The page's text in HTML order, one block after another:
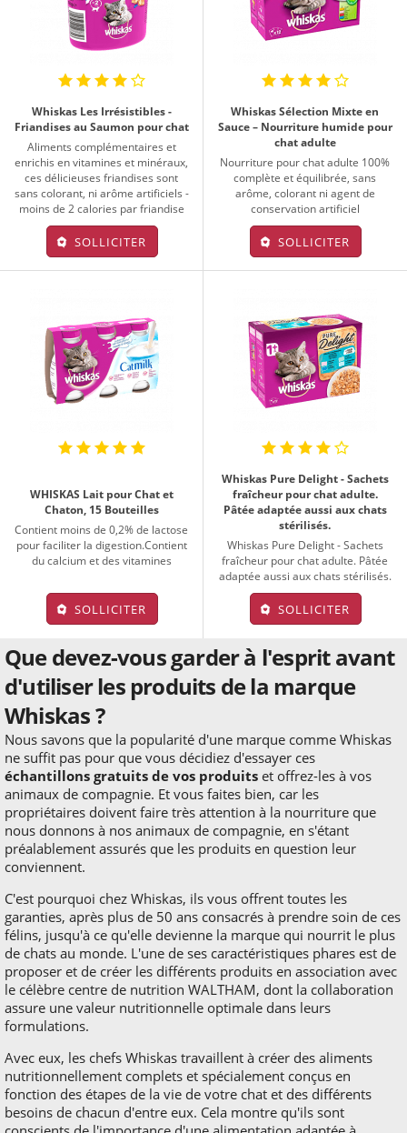
Whiskas Les Irrésistibles -
Friandises au Saumon pour chat
Aliments complémentaires et
enrichis en vitamines et minéraux,
ces délicieuses friandises sont
sans colorant, ni arôme artificiels -
moins de 2 calories par friandise
SOLLICITER
Whiskas Sélection Mixte en
Sauce – Nourriture humide pour
chat adulte
Nourriture pour chat adulte 100%
complète et équilibrée, sans
arôme, colorant ni agent de
conservation artificiel
SOLLICITER
WHISKAS Lait pour Chat et
Chaton, 15 Bouteilles
Contient moins de 0,2% de lactose
pour faciliter la digestion.Contient
du calcium et des vitamines
SOLLICITER
Whiskas Pure Delight - Sachets
fraîcheur pour chat adulte.
Pâtée adaptée aussi aux chats
stérilisés.
Whiskas Pure Delight - Sachets
fraîcheur pour chat adulte. Pâtée
adaptée aussi aux chats stérilisés.
SOLLICITER
Que devez-vous garder à l'esprit avant
d'utiliser les produits de la marque
Whiskas ?
Nous savons que la popularité d'une marque comme Whiskas
ne suffit pas pour que vous décidiez d'essayer ces
échantillons gratuits de vos produits et offrez-les à vos
animaux de compagnie. Et vous faites bien, car les
propriétaires doivent faire très attention à la nourriture que
nous donnons à nos animaux de compagnie, en s'étant
préalablement assurés que les produits en question leur
conviennent.
C'est pourquoi chez Whiskas, ils vous offrent toutes les
garanties, après plus de 50 ans consacrés à prendre soin de ces
félins, jusqu'à ce qu'elle devienne la marque qui nourrit le plus
de chats au monde. L'une de ses caractéristiques phares est de
proposer et de créer les différents produits en association avec
le célèbre centre de nutrition WALTHAM, dont la collaboration
assure une valeur nutritionnelle optimale dans leurs
formulations.
Avec eux, les chefs Whiskas travaillent à créer des aliments
nutritionnellement complets et spécialement conçus en
fonction des étapes de la vie de votre chat et des différents
besoins de chacun d'entre eux. Cela montre qu'ils sont